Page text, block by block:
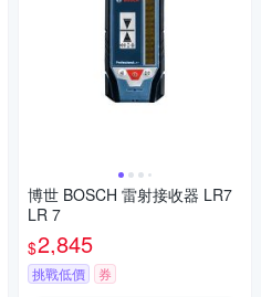
博世 BOSCH 雷射接收器 LR7
LR 7
$2,845
挑戰低價 券